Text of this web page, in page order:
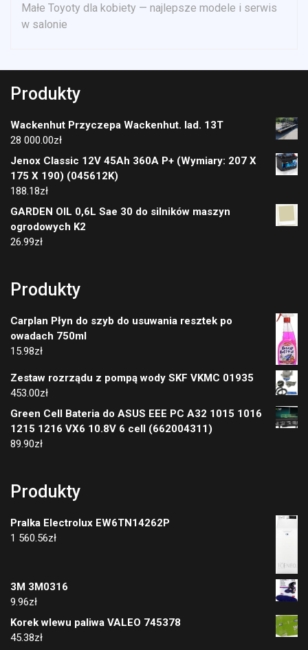
Małe Toyoty dla kobiety — najlepsze modele i serwis
w salonie
Produkty
Wackenhut Przyczepa Wackenhut. lad. 13T
28 000.00zł
Jenox Classic 12V 45Ah 360A P+ (Wymiary: 207 X
175 X 190) (045612K)
188.18zł
GARDEN OIL 0,6L Sae 30 do silników maszyn
ogrodowych K2
26.99zł
Produkty
Carplan Płyn do szyb do usuwania resztek po
owadach 750ml
15.98zł
Zestaw rozrządu z pompą wody SKF VKMC 01935
453.00zł
Green Cell Bateria do ASUS EEE PC A32 1015 1016
1215 1216 VX6 10.8V 6 cell (662004311)
89.90zł
Produkty
Pralka Electrolux EW6TN14262P
1 560.56zł
3M 3M0316
9.96zł
Korek wlewu paliwa VALEO 745378
45.38zł